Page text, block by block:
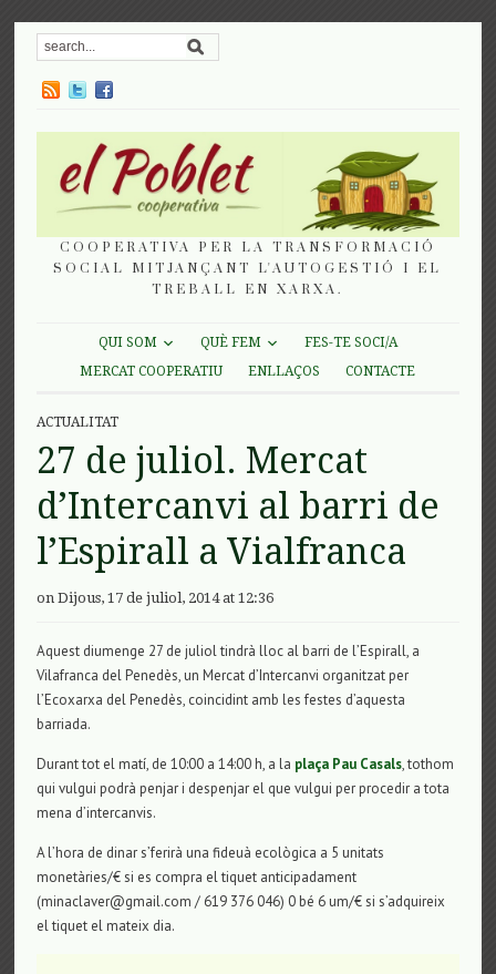
COOPERATIVA PER LA TRANSFORMACIÓ
SOCIAL MITJANÇANT L'AUTOGESTIÓ I EL
TREBALL EN XARXA.
QUI SOM QUÈ FEM
FES-TE SOCI/A
MERCAT COOPERATIU
ENLLAÇOS CONTACTE
ACTUALITAT
27 de juliol. Mercat
d’Intercanvi al barri de
l’Espirall a Vialfranca
on Dijous, 17 de juliol, 2014 at 12:36
Aquest diumenge 27 de juliol tindrà lloc al barri de l’Espirall, a
Vilafranca del Penedès, un Mercat d’Intercanvi organitzat per
l’Ecoxarxa del Penedès, coincidint amb les festes d’aquesta
barriada.
Durant tot el matí, de 10:00 a 14:00 h, a la plaça Pau Casals, tothom
qui vulgui podrà penjar i despenjar el que vulgui per procedir a tota
mena d’intercanvis.
A l’hora de dinar s’ferirà una fideuà ecològica a 5 unitats
monetàries/€ si es compra el tiquet anticipadament
(minaclaver@gmail.com / 619 376 046) 0 bé 6 um/€ si s’adquireix
el tiquet el mateix dia.